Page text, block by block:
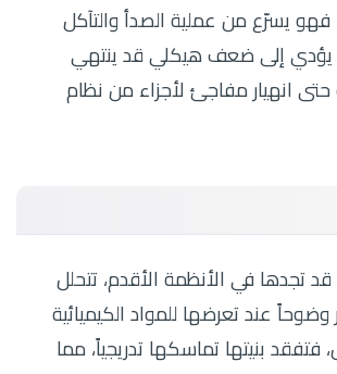
يسرّع من عملية الصدأ والتآكل
إلى ضعف هيكلي قد ينتهي
حتى انهيار مفاجئ لأجزاء من نظام
قد تجدها في الأنظمة الأقدم، تتحلل
عند تعرضها للمواد الكيميائية
فتفقد بنيتها تماسكها تدريجياً، مما